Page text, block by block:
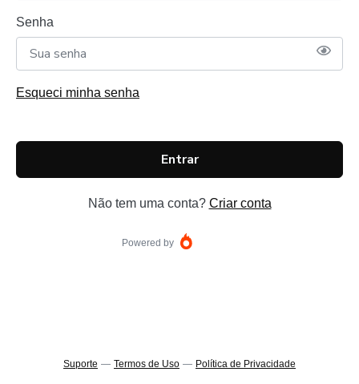
Senha
Esqueci minha senha
Entrar
Não tem uma conta? Criar conta
Powered by
Suporte — Termos de Uso — Política de Privacidade